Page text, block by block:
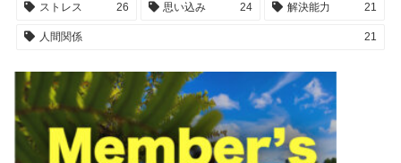
ストレス 26 思い込み 24 解決能力 21
人間関係 21